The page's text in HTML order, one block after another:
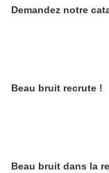
Demandez notre
Beau bruit recrute !
Beau bruit dans la